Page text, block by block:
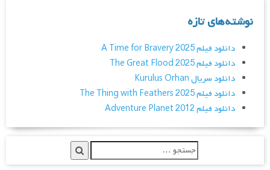
نوشته‌های تازه
دانلود فیلم A Time for Bravery 2025
دانلود فیلم The Great Flood 2025
دانلود سریال Kurulus Orhan
دانلود فیلم The Thing with Feathers 2025
دانلود فیلم Adventure Planet 2012